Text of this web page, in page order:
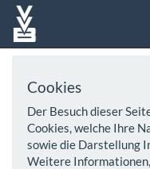
Cookies
Der Besuch dieser
Cookies, welche Ihre
sowie die Darstellung
Weitere